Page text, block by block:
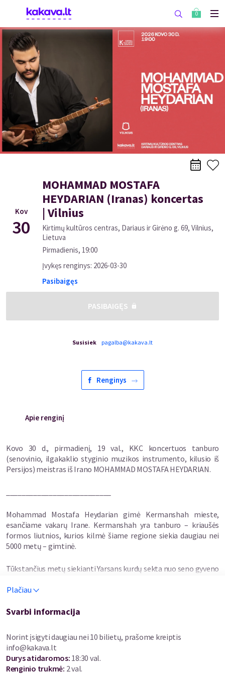
0
Kov
30
MOHAMMAD MOSTAFA
HEYDARIAN (Iranas) koncertas
| Vilnius
Kirtimų kultūros centras, Dariaus ir Girėno g. 69, Vilnius,
Lietuva
Pirmadienis, 19:00
Įvykęs renginys: 2026-03-30
Pasibaigęs
PASIBAIGĘS
Susisiek pagalba@kakava.lt
Renginys
Apie renginį
Kovo 30 d., pirmadienį, 19 val., KKC koncertuos tanburo
(senovinio, ilgakaklio styginio muzikos instrumento, kilusio iš
Persijos) meistras iš Irano MOHAMMAD MOSTAFA HEYDARIAN.
Mohammad Mostafa Heydarian gimė Kermanshah mieste,
esančiame vakarų Irane. Kermanshah yra tanburo – kriaušės
formos liutnios, kurios kilmė šiame regione siekia daugiau nei
5000 metų – gimtinė.
Tūkstančius metų siekianti Yarsans kurdų sekta nuo seno gyveno
tūkstantmetės tradicijos paveldas – nuo seno atliekami būtent
perkusininkas, kurio pagrindinis muzikos instrumentas buvo
būgnas dâf. Dvidešimties metų Morteza pradėjo mokytis
tanburų gamybos, ir būtent šiame tradicijų, šeimos, tikėjimo ir
kultūros apipintame pasaulyje gimė ir muzikos meno mokėsi
Plačiau
Svarbi informacija
Norint įsigyti daugiau nei 10 bilietų, prašome kreiptis
info@kakava.lt
Durys atidaromos: 18:30 val.
Renginio trukmė: 2 val.